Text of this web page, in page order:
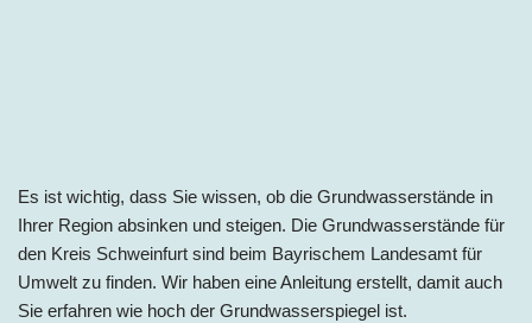
Es ist wichtig, dass Sie wissen, ob die Grundwasserstände in
Ihrer Region absinken und steigen. Die Grundwasserstände für
den Kreis Schweinfurt sind beim Bayrischem Landesamt für
Umwelt zu finden. Wir haben eine Anleitung erstellt, damit auch
Sie erfahren wie hoch der Grundwasserspiegel ist.